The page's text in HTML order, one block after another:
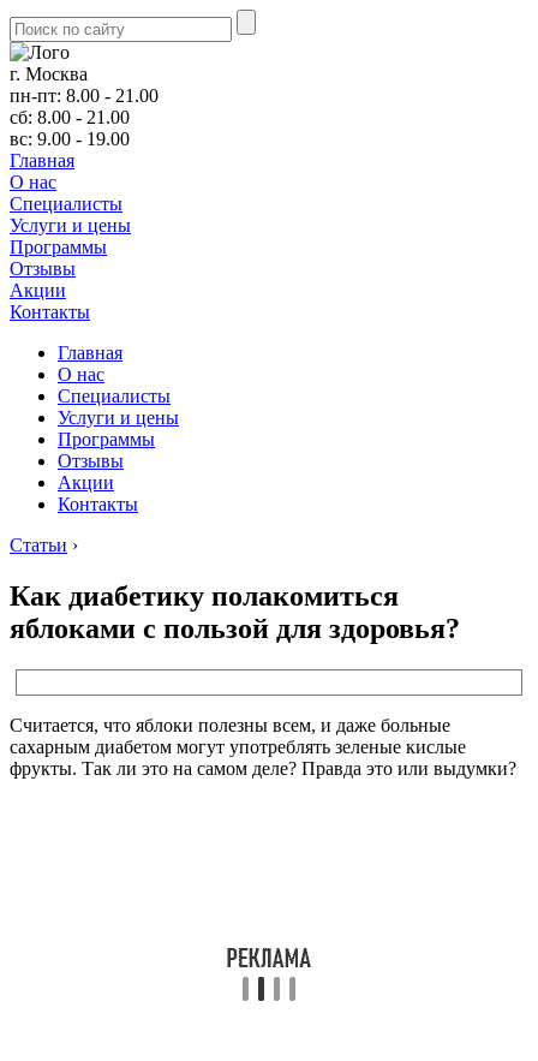
г. Москва
пн-пт: 8.00 - 21.00
сб: 8.00 - 21.00
вс: 9.00 - 19.00
Главная
О нас
Cпециалисты
Услуги и цены
Программы
Отзывы
Акции
Контакты
Главная
О нас
Cпециалисты
Услуги и цены
Программы
Отзывы
Акции
Контакты
Статьи ›
Как диабетику полакомиться
яблоками с пользой для здоровья?
Считается, что яблоки полезны всем, и даже больные
сахарным диабетом могут употреблять зеленые кислые
фрукты. Так ли это на самом деле? Правда это или выдумки?